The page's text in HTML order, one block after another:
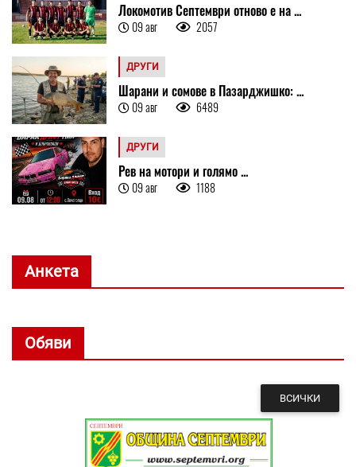
Локомотив Септември отново е на ...
09 авг 2057
ДРУГИ
Шарани и сомове в Пазарджишко: ...
09 авг 6489
ДРУГИ
Рев на мотори и голямо ...
09 авг 1188
Анкета
Обяви
ВСИЧКИ